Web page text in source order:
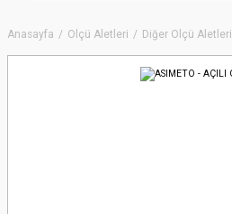
Anasayfa Ölçü Aletleri Diğer Ölçü Aletleri